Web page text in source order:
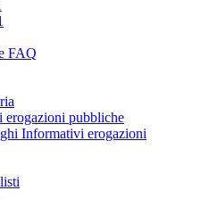
FAQ
pubbliche
Informativi erogazioni